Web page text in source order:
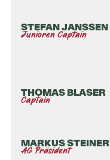
STEFAN JANSSEN
Junioren Captain
THOMAS BLASER
Captain
MARKUS STEINER
AG Präsident